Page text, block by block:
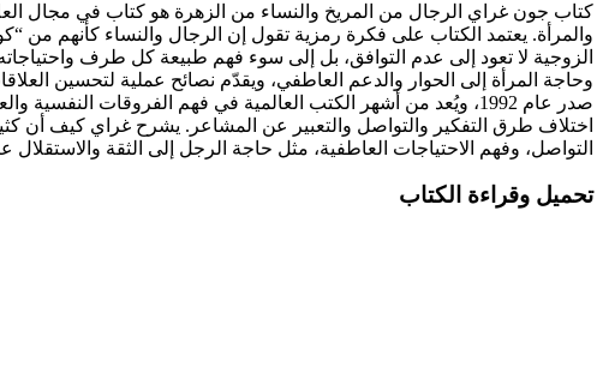
والمرأة. يعتمد الكتاب على فكرة رمزية تقول إن الرجال والنساء كأنهم من
الزوجية لا تعود إلى عدم التوافق، بل إلى سوء فهم طبيعة كل طرف
وحاجة المرأة إلى الحوار والدعم العاطفي، ويقدّم نصائح عملية لتحسين
صدر عام 1992، ويُعد من أشهر الكتب العالمية في فهم الفروقات
اختلاف طرق التفكير والتواصل والتعبير عن المشاعر. يشرح غراي كيف أن
التواصل، وفهم الاحتياجات العاطفية، مثل حاجة الرجل إلى الثقة
تحميل وقراءة الكتاب